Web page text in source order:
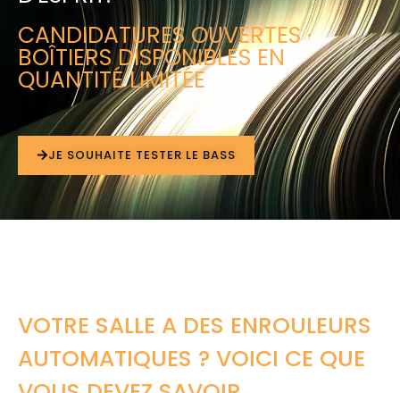
CANDIDATURES OUVERTES ·
BOÎTIERS DISPONIBLES EN
QUANTITÉ LIMITÉE
JE SOUHAITE TESTER LE BASS
VOTRE SALLE A DES ENROULEURS
AUTOMATIQUES ? VOICI CE QUE